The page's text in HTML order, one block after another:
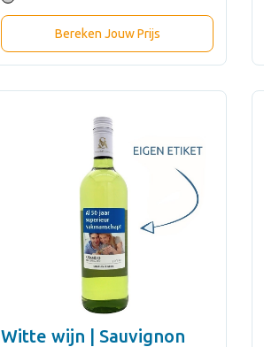
Bereken Jouw Prijs
Witte wijn | Sauvignon